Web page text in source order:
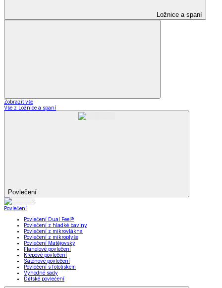
Ložnice a spaní
Zobrazit vše
Vše z Ložnice a spaní
Povlečení
Povlečení
Povlečení Dual Feel®
Povlečení z hladké bavlny
Povlečení z mikrovlákna
Povlečení z mikroplyše
Povlečení Matějovský
Flanelové povlečení
Krepové povlečení
Saténové povlečení
Povlečení s fototiskem
Výhodné sady
Dětské povlečení